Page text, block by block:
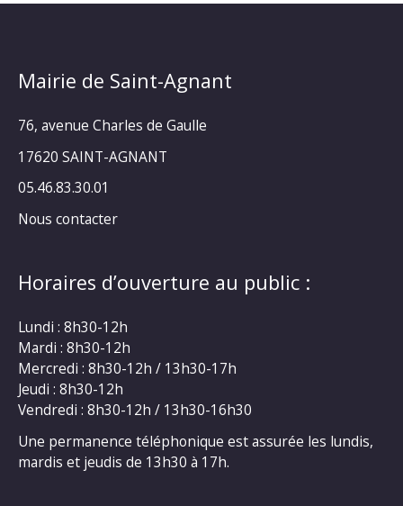
Mairie de Saint-Agnant
76, avenue Charles de Gaulle
17620 SAINT-AGNANT
05.46.83.30.01
Nous contacter
Horaires d’ouverture au public :
Lundi : 8h30-12h
Mardi : 8h30-12h
Mercredi : 8h30-12h / 13h30-17h
Jeudi : 8h30-12h
Vendredi : 8h30-12h / 13h30-16h30
Une permanence téléphonique est assurée les lundis,
mardis et jeudis de 13h30 à 17h.